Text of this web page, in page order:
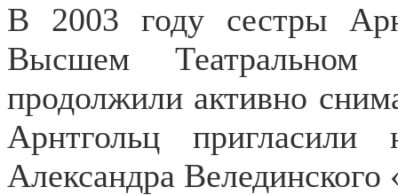
В 2003 году сестры
Высшем
продолжили активно
Арнтгольц
Александра Велединского